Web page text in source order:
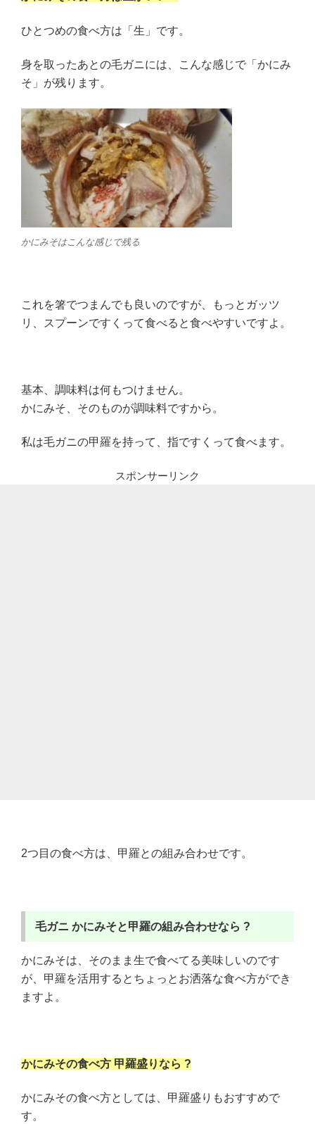
ひとつめの食べ方は「生」です。
身を取ったあとの毛ガニには、こんな感じで「かにみ
そ」が残ります。
かにみそはこんな感じで残る
これを箸でつまんでも良いのですが、もっとガッツ
リ、スプーンですくって食べると食べやすいですよ。
基本、調味料は何もつけません。
かにみそ、そのものが調味料ですから。
私は毛ガニの甲羅を持って、指ですくって食べます。
スポンサーリンク
2つ目の食べ方は、甲羅との組み合わせです。
毛ガニ かにみそと甲羅の組み合わせなら ?
かにみそは、そのまま生で食べてる美味しいのです
が、甲羅を活用するとちょっとお洒落な食べ方ができ
ますよ。
かにみその食べ方 甲羅盛りなら ?
かにみその食べ方としては、甲羅盛りもおすすめで
す。